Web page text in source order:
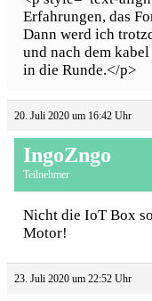
Erfahrungen, das
Dann werd ich
und nach dem
in die Runde.</p>
20. Juli 2020 um 16:42 Uhr
IngoZngo
Teilnehmer
Nicht die IoT Box
Motor!
23. Juli 2020 um 22:52 Uhr